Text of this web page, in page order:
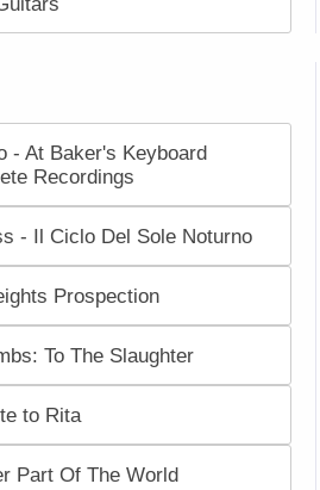
- At Baker's Keyboard
Recordings
- Il Ciclo Del Sole Noturno
Prospection
To The Slaughter
to Rita
Part Of The World